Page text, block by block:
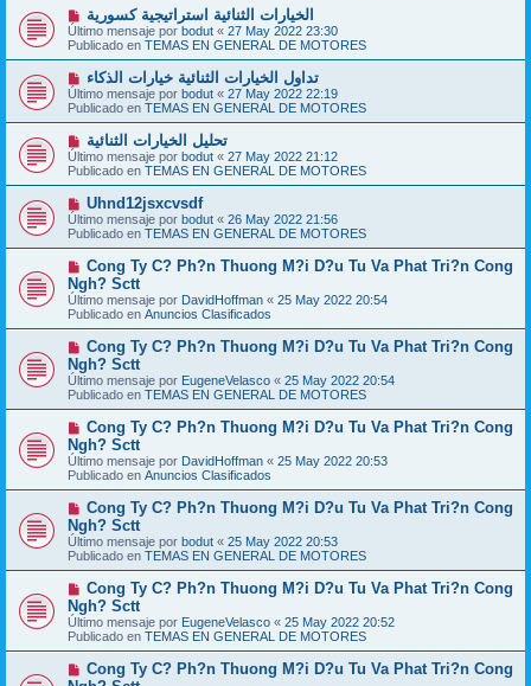
em
e
n
s
a
j
e
N
u
e
v
m
e
n
s
a
j
e
الخيارات الثنائية استراتيجية كسورية
Último mensaje por bodut « 27 May 2022 23:30
Publicado en TEMAS EN GENERAL DE MOTORES
N
u
e
v
m
e
n
s
a
j
e
تداول الخيارات الثنائية خيارات الذكاء
Último mensaje por bodut « 27 May 2022 22:19
Publicado en TEMAS EN GENERAL DE MOTORES
N
u
e
v
o
m
e
n
s
a
j
e
تحليل الخيارات الثنائية
Último mensaje por bodut « 27 May 2022 21:12
Publicado en TEMAS EN GENERAL DE MOTORES
N
u
e
v
m
e
n
s
a
Uhnd12jsxcvsdf
Último mensaje por bodut « 26 May 2022 21:56
Publicado en TEMAS EN GENERAL DE MOTORES
N
e
v
o
m
e
n
s
a
e
Cong Ty C? Ph?n Thuong M?i D?u Tu Va Phat Tri?n Cong
Ngh? Sctt
Último mensaje por DavidHoffman « 25 May 2022 20:54
Publicado en Anuncios Clasificados
N
e
v
o
m
e
n
s
a
e
Cong Ty C? Ph?n Thuong M?i D?u Tu Va Phat Tri?n Cong
Ngh? Sctt
Último mensaje por EugeneVelasco « 25 May 2022 20:54
Publicado en TEMAS EN GENERAL DE MOTORES
N
e
v
o
m
e
n
s
a
e
Cong Ty C? Ph?n Thuong M?i D?u Tu Va Phat Tri?n Cong
Ngh? Sctt
Último mensaje por DavidHoffman « 25 May 2022 20:53
Publicado en Anuncios Clasificados
N
e
v
o
m
e
n
s
a
e
Cong Ty C? Ph?n Thuong M?i D?u Tu Va Phat Tri?n Cong
Ngh? Sctt
Último mensaje por bodut « 25 May 2022 20:53
Publicado en TEMAS EN GENERAL DE MOTORES
N
e
v
o
m
e
Cong Ty C? Ph?n Thuong M?i D?u Tu Va Phat Tri?n Cong
Ngh? Sctt
Último mensaje por EugeneVelasco « 25 May 2022 20:52
Publicado en TEMAS EN GENERAL DE MOTORES
NCong Ty C? Ph?n Thuong M?i D?u Tu Va Phat Tri?n Cong